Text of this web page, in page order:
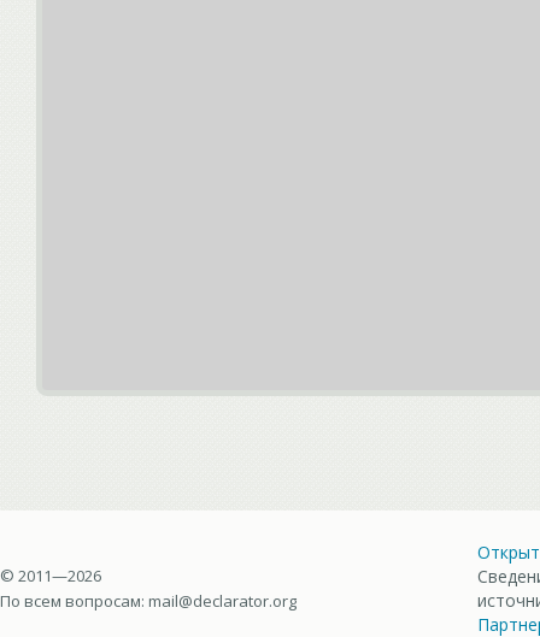
© 2011—2026
По всем вопросам: mail@declarator.org